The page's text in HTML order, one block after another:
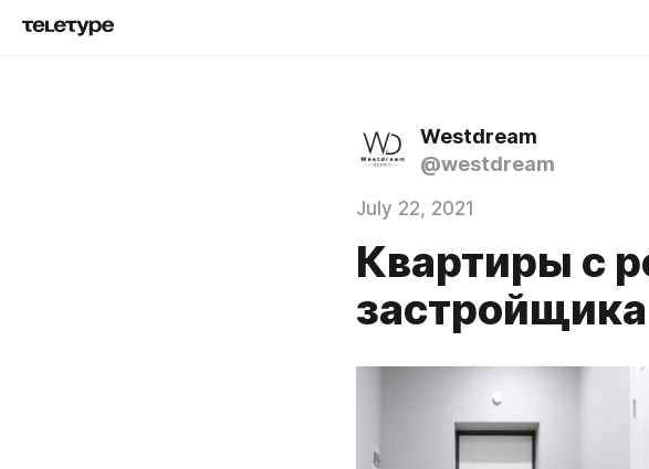
Westdream
@westdream
July 22, 2021
Квартиры с
застройщика